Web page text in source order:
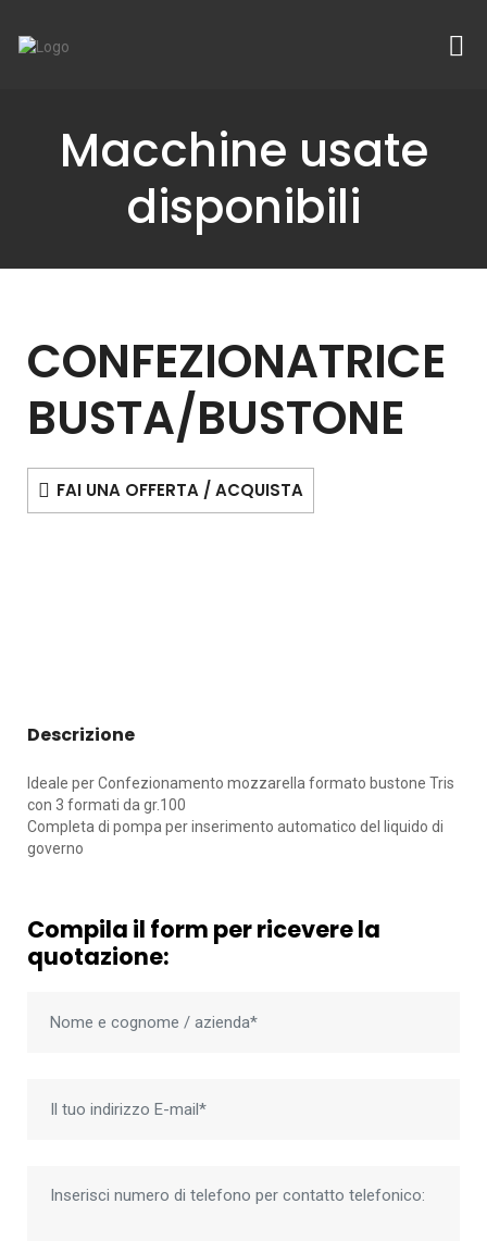
Macchine usate
disponibili
CONFEZIONATRICE
BUSTA/BUSTONE
FAI UNA OFFERTA / ACQUISTA
Descrizione
Ideale per Confezionamento mozzarella formato bustone Tris
con 3 formati da gr.100
Completa di pompa per inserimento automatico del liquido di
governo
Compila il form per ricevere la
quotazione: